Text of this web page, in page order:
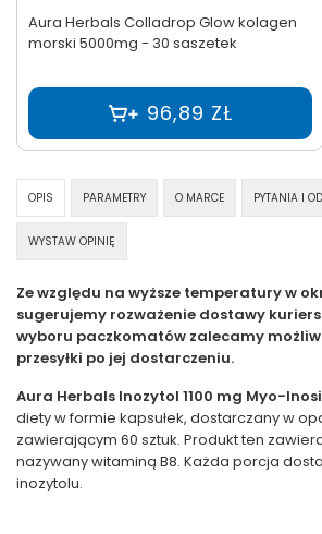
Aura Herbals Colladrop Glow kolagen
morski 5000mg - 30 saszetek
96,89 ZŁ
OPIS PARAMETRY O MARCE PYTANIA I
WYSTAW OPINIĘ
Ze względu na wyższe temperatury w
sugerujemy rozważenie dostawy
wyboru paczkomatów zalecamy
przesyłki po jej dostarczeniu.
Aura Herbals Inozytol 1100 mg Myo-
diety w formie kapsułek, dostarczany w
zawierającym 60 sztuk. Produkt ten
nazywany witaminą B8. Każda porcja
inozytolu.